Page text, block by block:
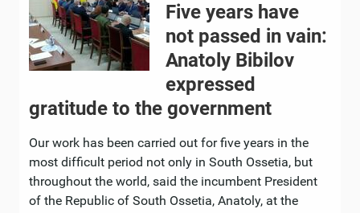
Five years have
not passed in vain:
Anatoly Bibilov
expressed
gratitude to the government
Our work has been carried out for five years in the
most difficult period not only in South Ossetia, but
throughout the world, said the incumbent President
of the Republic of South Ossetia, Anatoly, at the